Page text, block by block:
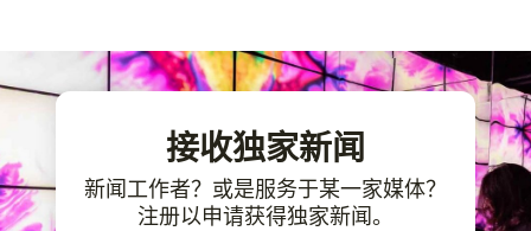
接收独家新闻
新闻工作者？或是服务于某一家媒体？
注册以申请获得独家新闻。